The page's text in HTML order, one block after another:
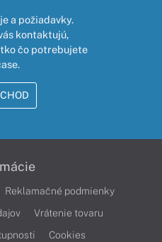
a požiadavky.
kontaktujú,
čo potrebujete
Reklamačné podmienky
Vrátenie tovaru
Cookies